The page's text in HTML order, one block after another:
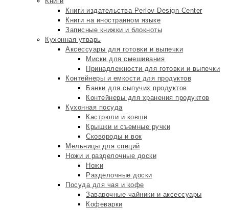
Книги издательства Perlov Design Center
Книги на иностранном языке
Записные книжки и блокноты
Кухонная утварь
Аксессуары для готовки и выпечки
Миски для смешивания
Принадлежности для готовки и выпечки
Контейнеры и емкости для продуктов
Банки для сыпучих продуктов
Контейнеры для хранения продуктов
Кухонная посуда
Кастрюли и ковши
Крышки и съемные ручки
Сковороды и вок
Мельницы для специй
Ножи и разделочные доски
Ножи
Разделочные доски
Посуда для чая и кофе
Заварочные чайники и аксессуары
Кофеварки